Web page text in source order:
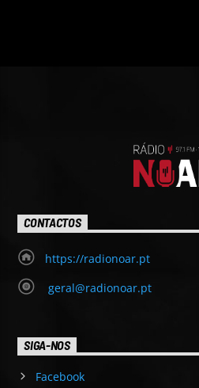
CONTACTOS
https://radionoar.pt
geral@radionoar.pt
SIGA-NOS
Facebook